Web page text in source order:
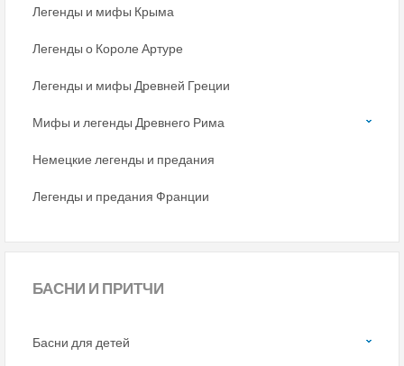
Легенды и мифы Крыма
Легенды о Короле Артуре
Легенды и мифы Древней Греции
Мифы и легенды Древнего Рима
Немецкие легенды и предания
Легенды и предания Франции
БАСНИ И ПРИТЧИ
Басни для детей